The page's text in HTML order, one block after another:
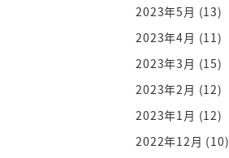
2023年5月 (13)
2023年4月 (11)
2023年3月 (15)
2023年2月 (12)
2023年1月 (12)
2022年12月 (10)